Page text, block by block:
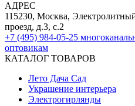
АДРЕС
115230, Москва,
проезд, д.3, с.2
+7 (495) 984-05-25
оптовикам
КАТАЛОГ ТОВАРОВ
Лето Дача Сад
Украшение интерьера
Электро­гирлянды